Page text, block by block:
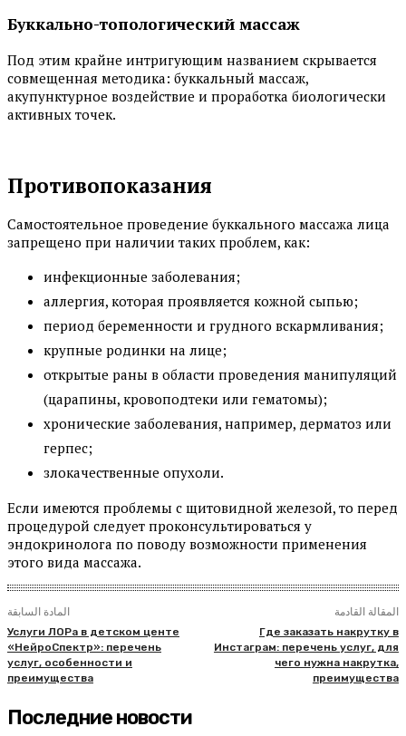
Буккально-топологический массаж
Под этим крайне интригующим названием скрывается
совмещенная методика: буккальный массаж,
акупунктурное воздействие и проработка биологически
активных точек.
Противопоказания
Самостоятельное проведение буккального массажа лица
запрещено при наличии таких проблем, как:
инфекционные заболевания;
аллергия, которая проявляется кожной сыпью;
период беременности и грудного вскармливания;
крупные родинки на лице;
открытые раны в области проведения манипуляций
(царапины, кровоподтеки или гематомы);
хронические заболевания, например, дерматоз или
герпес;
злокачественные опухоли.
Если имеются проблемы с щитовидной железой, то перед
процедурой следует проконсультироваться у
эндокринолога по поводу возможности применения
этого вида массажа.
المادة السابقة
Услуги ЛОРа в детском центе
«НейроСпектр»: перечень
услуг, особенности и
преимущества
المقالة القادمة
Где заказать накрутку в
Инстаграм: перечень услуг, для
чего нужна накрутка,
преимущества
Последние новости